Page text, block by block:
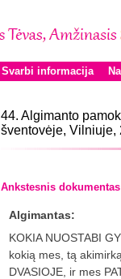
Svarbi informacija
44. Algimanto
šventovėje, Vilniuje,
Ankstesnis dokumentas
Algimantas:
KOKIA NUOSTABI
kokią mes, tą
DVASIOJE, ir mes